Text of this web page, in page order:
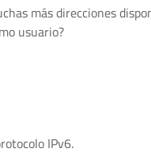
más direcciones
usuario?
IPv6.